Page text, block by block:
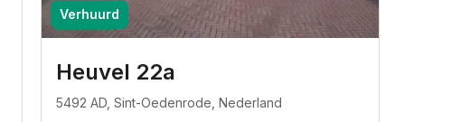
Verhuurd
Heuvel 22a
5492 AD, Sint-Oedenrode, Nederland